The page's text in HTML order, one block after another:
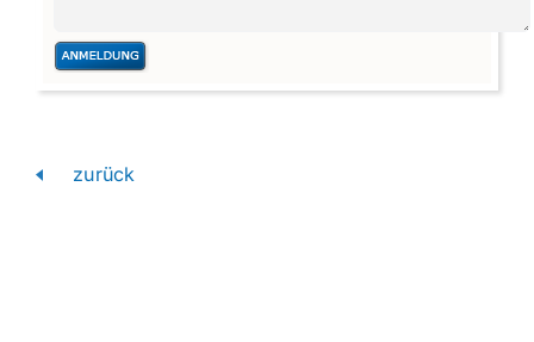
zurück